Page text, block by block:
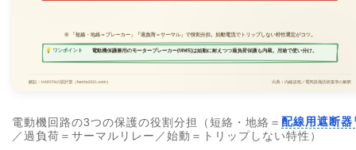
電動機回路の3つの保護の役割分担（短絡・地絡＝ 配線用遮断器
／過負荷＝サーマルリレー／始動＝トリップしない特性）